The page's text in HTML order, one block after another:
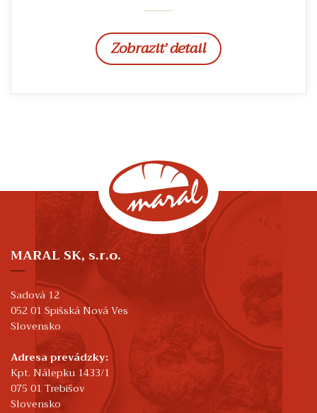
Zobraziť detail
MARAL SK, s.r.o.
Sadová 12
052 01 Spišská Nová Ves
Slovensko
Adresa prevádzky:
Kpt. Nálepku 1433/1
075 01 Trebišov
Slovensko